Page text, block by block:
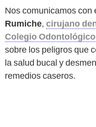
Nos comunicamos con
Rumiche, cirujano
Colegio
sobre los peligros que
la salud bucal y
remedios caseros.